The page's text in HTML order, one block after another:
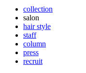
collection
salon
hair style
staff
column
press
recruit